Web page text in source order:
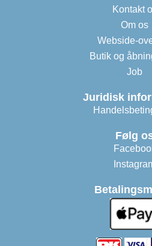
Kontakt
Om os
Webside-
Butik og
Job
Juridisk
Følg